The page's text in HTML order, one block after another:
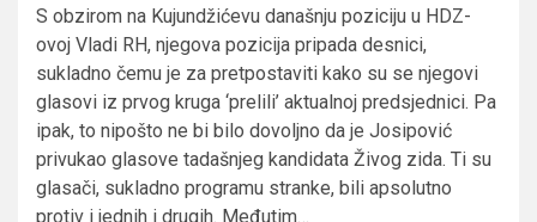
S obzirom na Kujundžićevu današnju poziciju u HDZ-
ovoj Vladi RH, njegova pozicija pripada desnici,
sukladno čemu je za pretpostaviti kako su se njegovi
glasovi iz prvog kruga ‘prelili’ aktualnoj predsjednici. Pa
ipak, to nipošto ne bi bilo dovoljno da je Josipović
privukao glasove tadašnjeg kandidata Živog zida. Ti su
glasači, sukladno programu stranke, bili apsolutno
protiv i jednih i drugih. Međutim…